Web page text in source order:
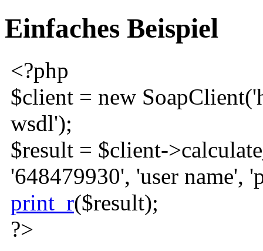
Einfaches Beispiel
<?php
$client = new SoapClient(
wsdl');
$result = $client->
'648479930', 'user name',
print_r($result);
?>